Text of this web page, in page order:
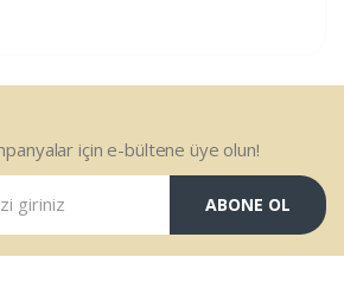
için e-bültene üye olun!
ABONE OL